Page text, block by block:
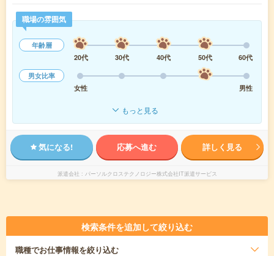
職場の雰囲気
年齢層
20代
30代 40代 50代
60代
男女比率
女性
男性
もっと見る
気になる! 応募へ進む 詳しく見る
派遣会社 パーソルクロステクノロジー株式会社IT派遣サービス
検索条件を追加して絞り込む
職種でお仕事情報を絞り込む